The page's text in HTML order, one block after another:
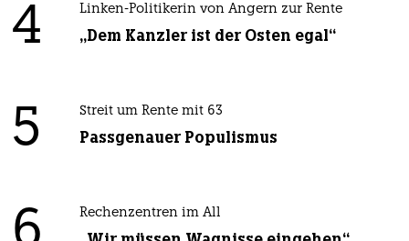
4 Linken-Politikerin von Angern zur Rente
„Dem Kanzler ist der Osten egal“
5 Streit um Rente mit 63
Passgenauer Populismus
Rechenzentren im All